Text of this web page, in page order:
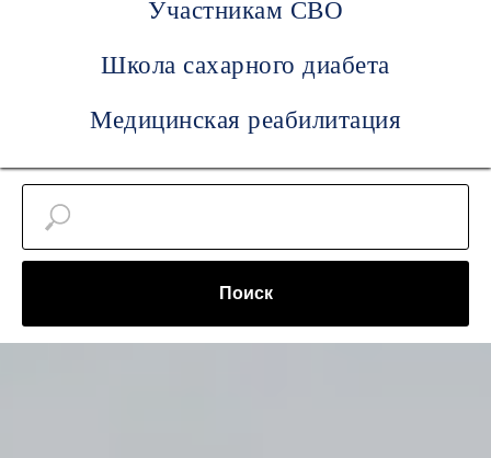
Участникам СВО
Школа сахарного диабета
Медицинская реабилитация
Поиск